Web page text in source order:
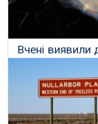
Вчені виявили